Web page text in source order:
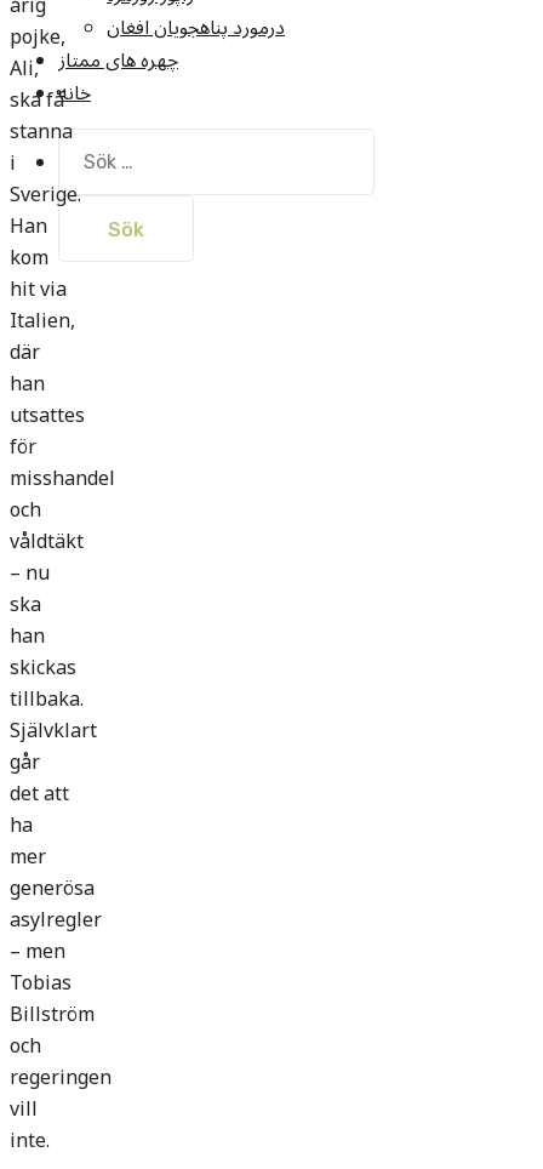
درمورد پناهجويان افغان
چهره های ممتاز
خانه
Sök
efter:
pojke,
Ali,
ska få
stanna
i
Sverige.
Han
kom
hit via
Italien,
där
han
utsattes
för
misshandel
och
våldtäkt
– nu
ska
han
skickas
tillbaka.
Självklart
går
det att
ha
mer
generösa
asylregler
– men
Tobias
Billström
och
regeringen
vill
inte.